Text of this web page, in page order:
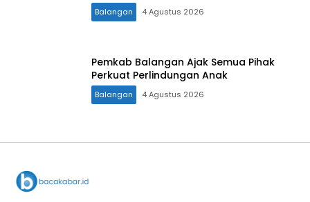
Balangan 4 Agustus 2026
Pemkab Balangan Ajak Semua Pihak
Perkuat Perlindungan Anak
Balangan 4 Agustus 2026